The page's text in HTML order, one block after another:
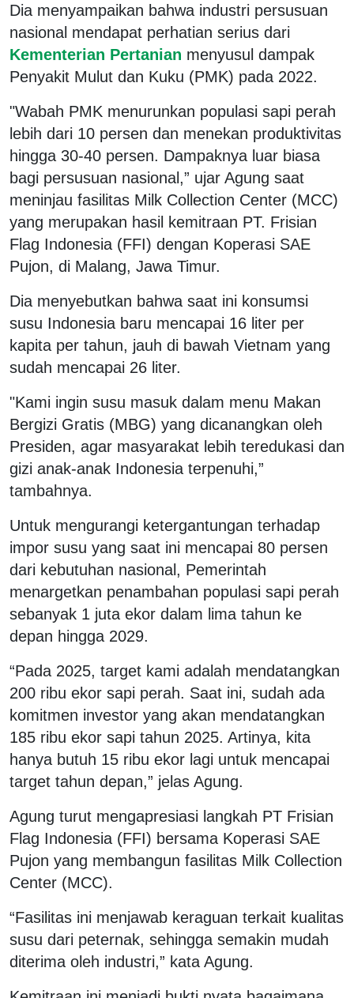
Dia menyampaikan bahwa industri persusuan
nasional mendapat perhatian serius dari
Kementerian Pertanian menyusul dampak
Penyakit Mulut dan Kuku (PMK) pada 2022.
"Wabah PMK menurunkan populasi sapi perah
lebih dari 10 persen dan menekan produktivitas
hingga 30-40 persen. Dampaknya luar biasa
bagi persusuan nasional,” ujar Agung saat
meninjau fasilitas Milk Collection Center (MCC)
yang merupakan hasil kemitraan PT. Frisian
Flag Indonesia (FFI) dengan Koperasi SAE
Pujon, di Malang, Jawa Timur.
Dia menyebutkan bahwa saat ini konsumsi
susu Indonesia baru mencapai 16 liter per
kapita per tahun, jauh di bawah Vietnam yang
sudah mencapai 26 liter.
"Kami ingin susu masuk dalam menu Makan
Bergizi Gratis (MBG) yang dicanangkan oleh
Presiden, agar masyarakat lebih teredukasi dan
gizi anak-anak Indonesia terpenuhi,”
tambahnya.
Untuk mengurangi ketergantungan terhadap
impor susu yang saat ini mencapai 80 persen
dari kebutuhan nasional, Pemerintah
menargetkan penambahan populasi sapi perah
sebanyak 1 juta ekor dalam lima tahun ke
depan hingga 2029.
“Pada 2025, target kami adalah mendatangkan
200 ribu ekor sapi perah. Saat ini, sudah ada
komitmen investor yang akan mendatangkan
185 ribu ekor sapi tahun 2025. Artinya, kita
hanya butuh 15 ribu ekor lagi untuk mencapai
target tahun depan,” jelas Agung.
Agung turut mengapresiasi langkah PT Frisian
Flag Indonesia (FFI) bersama Koperasi SAE
Pujon yang membangun fasilitas Milk Collection
Center (MCC).
“Fasilitas ini menjawab keraguan terkait kualitas
susu dari peternak, sehingga semakin mudah
diterima oleh industri,” kata Agung.